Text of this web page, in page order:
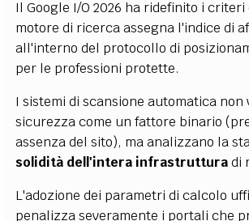
Il Google I/O 2026 ha ridefinito i criteri
motore di ricerca assegna l'indice di
all'interno del protocollo di
per le professioni protette.
I sistemi di scansione automatica
sicurezza come un fattore binario
assenza del sito), ma analizzano la
solidità dell'intera infrastrutturadi
L'adozione dei parametri di calcolo
penalizza severamente i portali che